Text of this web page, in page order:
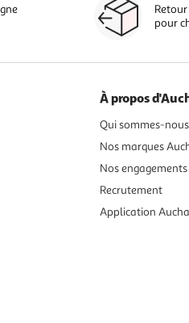
pour
À propos
Qui sommes-nous
Nos marques
Nos engagements
Recrutement
Application